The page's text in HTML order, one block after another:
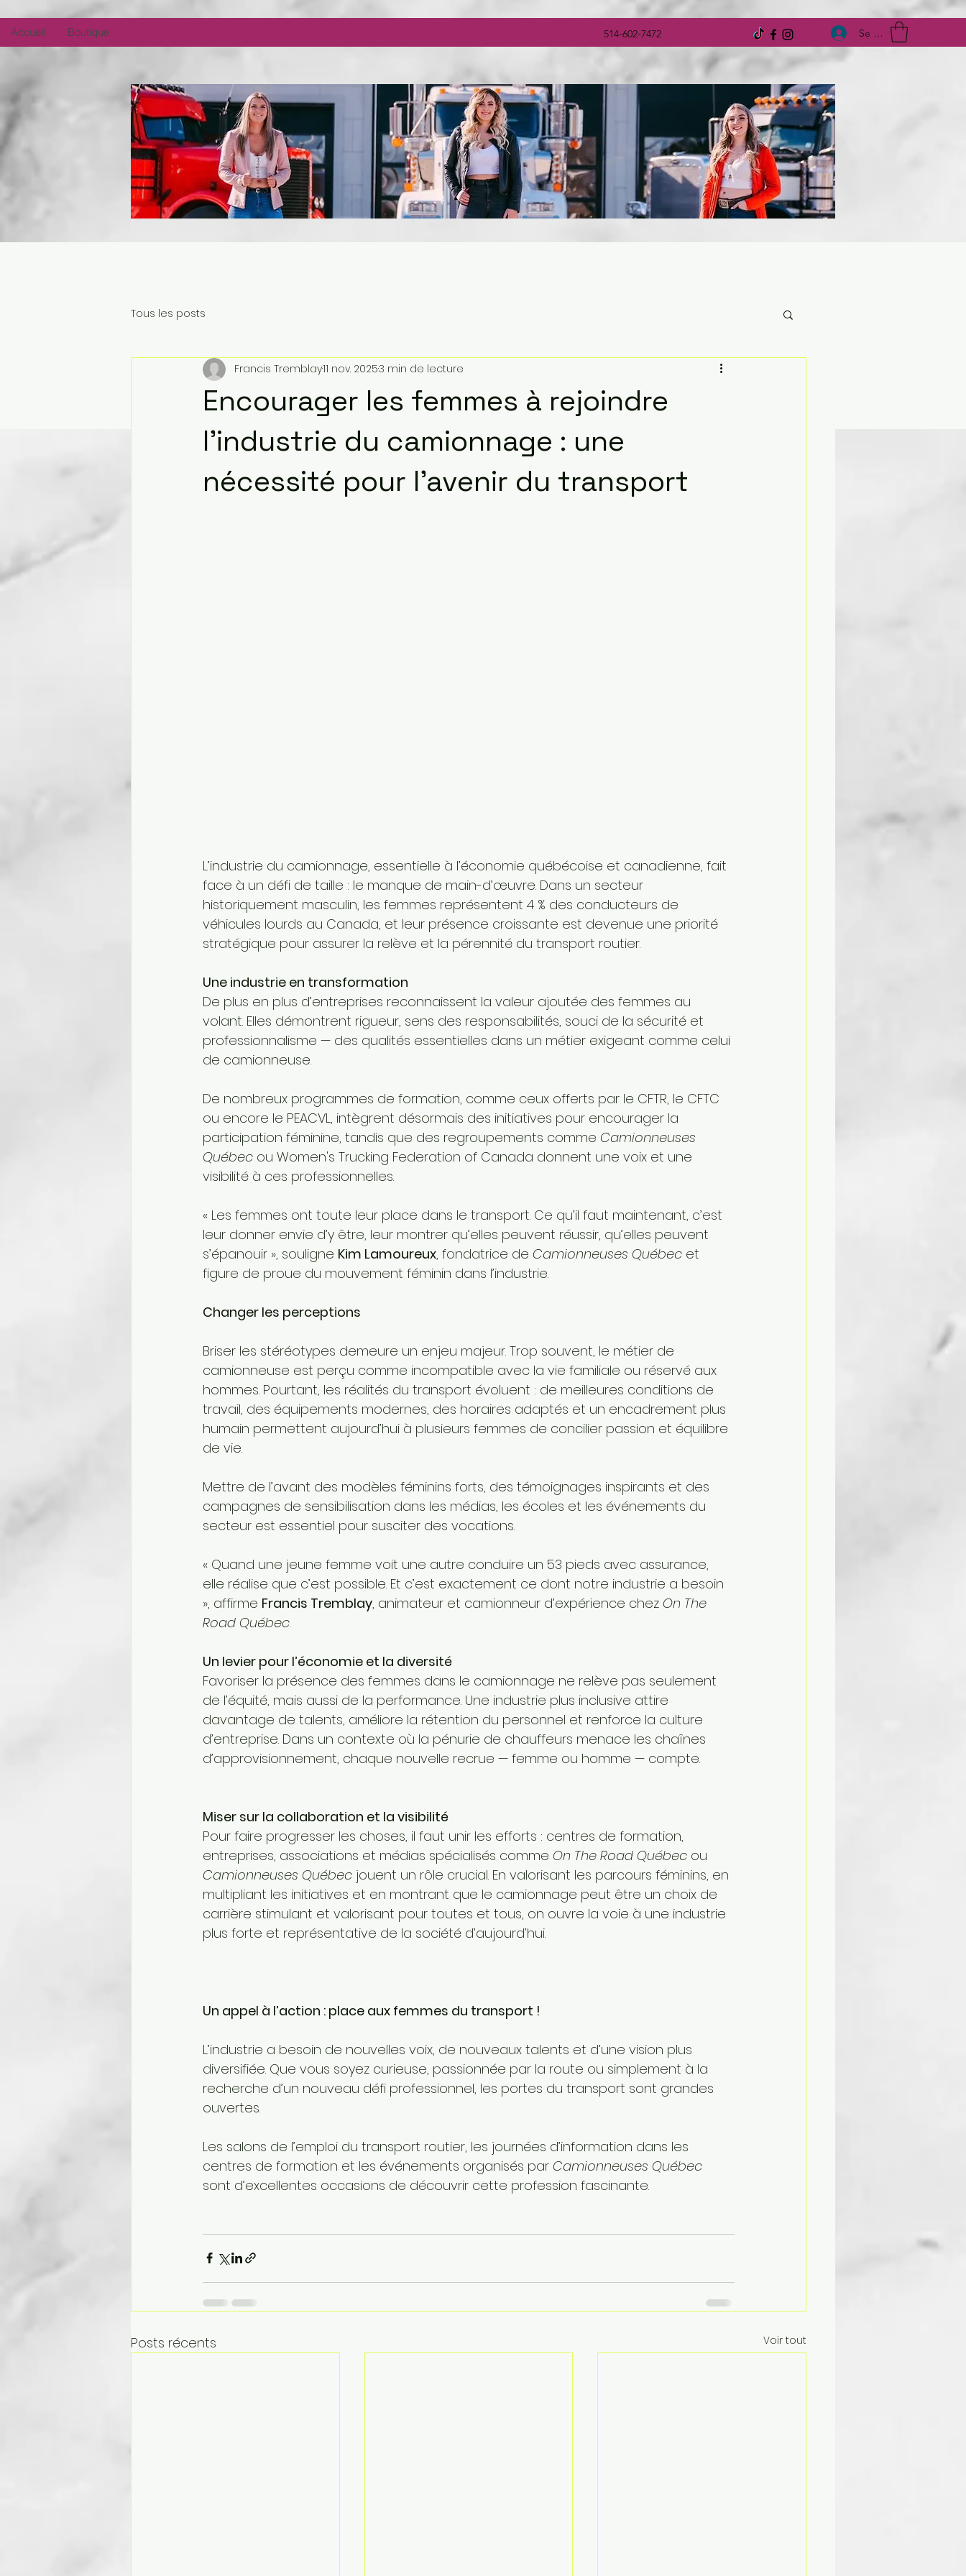
514-602-7472 Se connecter
Accueil Boutique
Tous les posts
Encourager les femmes à rejoindre
l’industrie du camionnage : une
nécessité pour l’avenir du transport
Francis Tremblay11 nov. 20253 min de lecture
L’industrie du camionnage, essentielle à l’économie québécoise et canadienne, fait
face à un défi de taille : le manque de main-d’œuvre. Dans un secteur
historiquement masculin, les femmes représentent 4 % des conducteurs de
véhicules lourds au Canada, et leur présence croissante est devenue une priorité
stratégique pour assurer la relève et la pérennité du transport routier.
Une industrie en transformation
De plus en plus d’entreprises reconnaissent la valeur ajoutée des femmes au
volant. Elles démontrent rigueur, sens des responsabilités, souci de la sécurité et
professionnalisme — des qualités essentielles dans un métier exigeant comme celui
de camionneuse.
De nombreux programmes de formation, comme ceux offerts par le CFTR, le CFTC
ou encore le PEACVL, intègrent désormais des initiatives pour encourager la
participation féminine, tandis que des regroupements comme Camionneuses
Québec ou Women's Trucking Federation of Canada donnent une voix et une
visibilité à ces professionnelles.
« Les femmes ont toute leur place dans le transport. Ce qu’il faut maintenant, c’est
leur donner envie d’y être, leur montrer qu’elles peuvent réussir, qu’elles peuvent
s’épanouir », souligne Kim Lamoureux, fondatrice de Camionneuses Québec et
figure de proue du mouvement féminin dans l’industrie.
Changer les perceptions
Briser les stéréotypes demeure un enjeu majeur. Trop souvent, le métier de
camionneuse est perçu comme incompatible avec la vie familiale ou réservé aux
hommes. Pourtant, les réalités du transport évoluent : de meilleures conditions de
travail, des équipements modernes, des horaires adaptés et un encadrement plus
humain permettent aujourd’hui à plusieurs femmes de concilier passion et équilibre
de vie.
Mettre de l’avant des modèles féminins forts, des témoignages inspirants et des
campagnes de sensibilisation dans les médias, les écoles et les événements du
secteur est essentiel pour susciter des vocations.
« Quand une jeune femme voit une autre conduire un 53 pieds avec assurance,
elle réalise que c’est possible. Et c’est exactement ce dont notre industrie a besoin
», affirme Francis Tremblay, animateur et camionneur d’expérience chez On The
Road Québec.
Un levier pour l’économie et la diversité
Favoriser la présence des femmes dans le camionnage ne relève pas seulement
de l’équité, mais aussi de la performance. Une industrie plus inclusive attire
davantage de talents, améliore la rétention du personnel et renforce la culture
d’entreprise. Dans un contexte où la pénurie de chauffeurs menace les chaînes
d’approvisionnement, chaque nouvelle recrue — femme ou homme — compte.
Miser sur la collaboration et la visibilité
Pour faire progresser les choses, il faut unir les efforts : centres de formation,
entreprises, associations et médias spécialisés comme On The Road Québec ou
Camionneuses Québec jouent un rôle crucial. En valorisant les parcours féminins, en
multipliant les initiatives et en montrant que le camionnage peut être un choix de
carrière stimulant et valorisant pour toutes et tous, on ouvre la voie à une industrie
plus forte et représentative de la société d’aujourd’hui.
Un appel à l’action : place aux femmes du transport !
L’industrie a besoin de nouvelles voix, de nouveaux talents et d’une vision plus
diversifiée. Que vous soyez curieuse, passionnée par la route ou simplement à la
recherche d’un nouveau défi professionnel, les portes du transport sont grandes
ouvertes.
Les salons de l’emploi du transport routier, les journées d’information dans les
centres de formation et les événements organisés par Camionneuses Québec
sont d’excellentes occasions de découvrir cette profession fascinante.
Posts récents Voir tout